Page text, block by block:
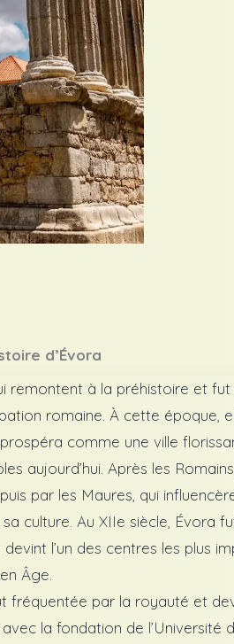
d’Évora
remontent à la préhistoire et fut
romaine. À cette époque,
comme une ville
aujourd’hui. Après les
par les Maures, qui
culture. Au XIIe siècle, Évora
l’un des centres les plus
Âge.
fréquentée par la royauté et
la fondation de l’Université